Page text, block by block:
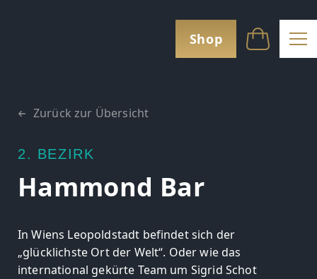
Shop
Zurück zur Übersicht
2. BEZIRK
Hammond Bar
In Wiens Leopoldstadt befindet sich der
„glücklichste Ort der Welt“. Oder wie das
international gekürte Team um Sigrid Schot